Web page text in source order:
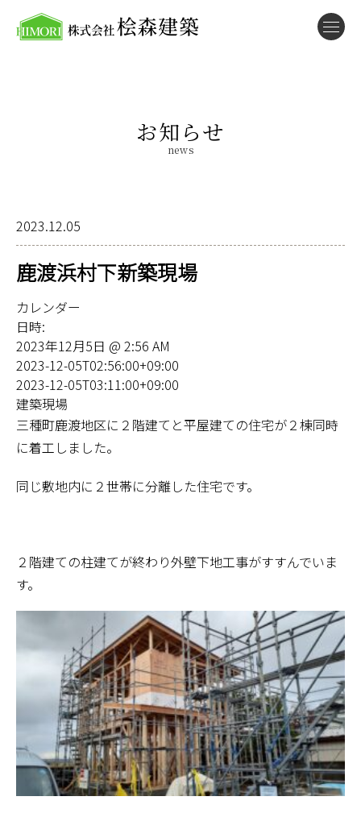
お知らせ
news
2023.12.05
鹿渡浜村下新築現場
カレンダー
日時:
2023年12月5日 @ 2:56 AM
2023-12-05T02:56:00+09:00
2023-12-05T03:11:00+09:00
建築現場
三種町鹿渡地区に２階建てと平屋建ての住宅が２棟同時
に着工しました。
同じ敷地内に２世帯に分離した住宅です。
２階建ての柱建てが終わり外壁下地工事がすすんでいま
す。